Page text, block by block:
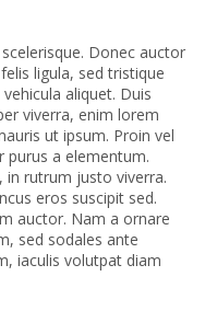
Donec auctor
ligula, sed tristique
aliquet. Duis
viverra, enim lorem
ut ipsum. Proin vel
a elementum.
in rutrum justo viverra.
eros suscipit sed.
auctor. Nam a ornare
sed sodales ante
iaculis volutpat diam